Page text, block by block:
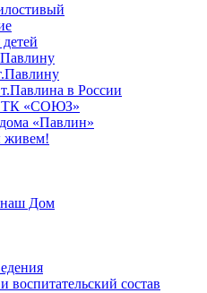
в России
ТК «СОЮЗ»
«Павлин»
живем!
наш Дом
воспитательский состав